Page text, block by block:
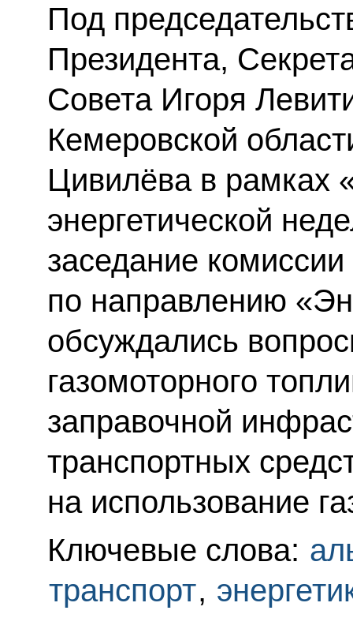
Под
Президента,
Совета Игоря
Кемеровской
Цивилёва в рамках
энергетической
заседание
по направлению
обсуждались
газомоторного
заправочной
транспортных
на использование
Ключевые слова:
транспорт,